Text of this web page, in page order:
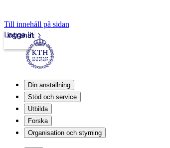
Till innehåll på sidan
Intranät
Logga in
Din anställning
Stöd och service
Utbilda
Forska
Organisation och styrning